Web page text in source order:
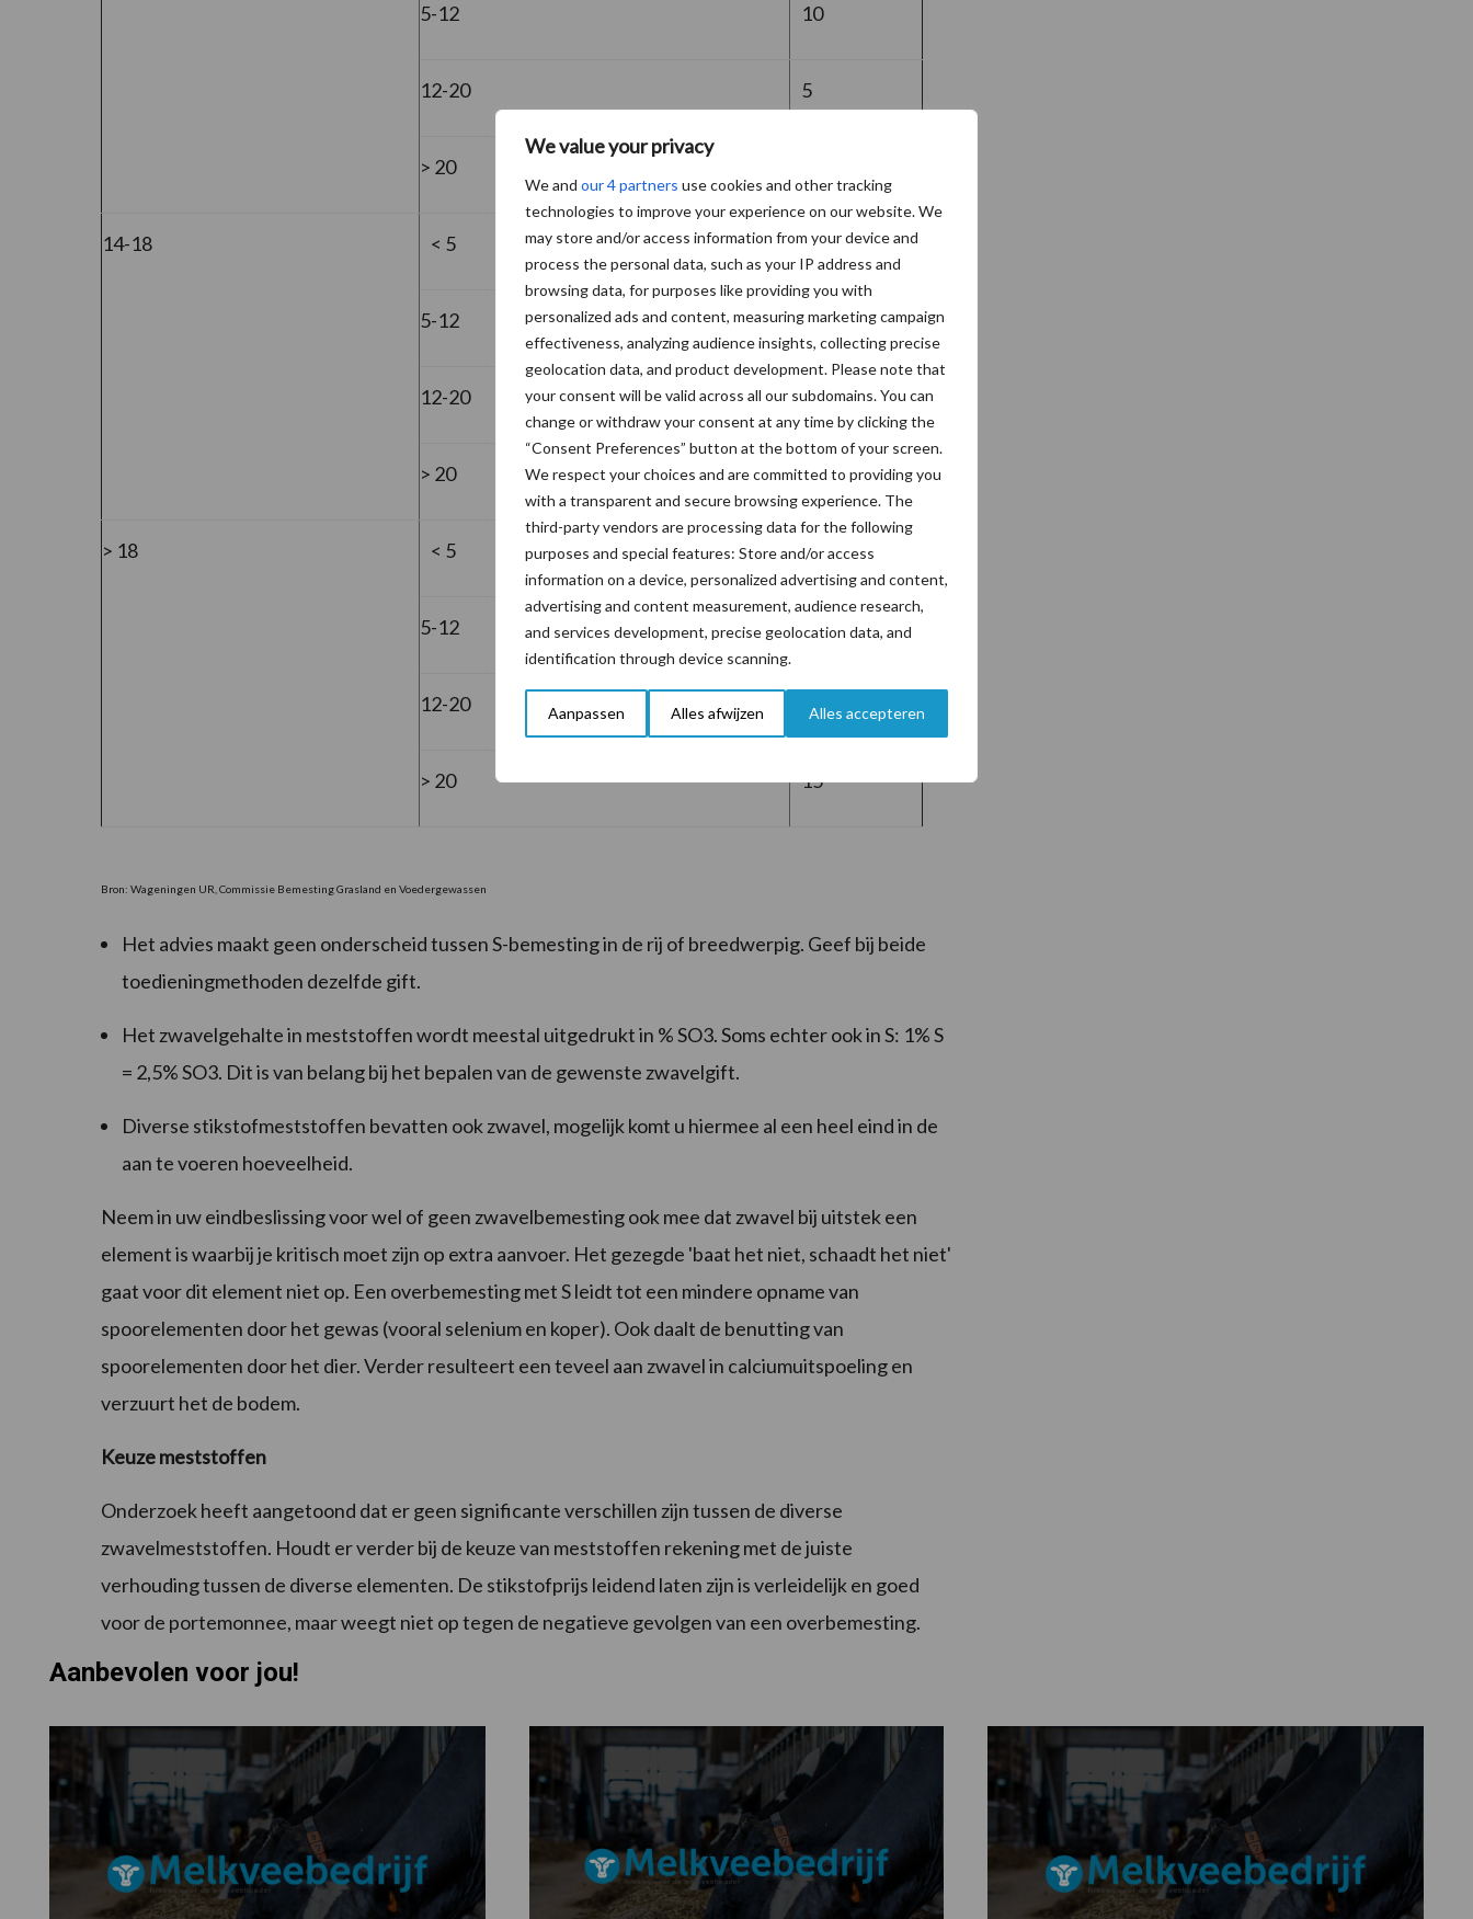
We value your privacy
We and our 4 partners use cookies and other tracking
technologies to improve your experience on our website. We
may store and/or access information from your device and
process the personal data, such as your IP address and
browsing data, for purposes like providing you with
personalized ads and content, measuring marketing campaign
effectiveness, analyzing audience insights, collecting precise
geolocation data, and product development. Please note that
your consent will be valid across all our subdomains. You can
change or withdraw your consent at any time by clicking the
“Consent Preferences” button at the bottom of your screen.
We respect your choices and are committed to providing you
with a transparent and secure browsing experience. The
third-party vendors are processing data for the following
purposes and special features: Store and/or access
information on a device, personalized advertising and content,
advertising and content measurement, audience research,
and services development, precise geolocation data, and
identification through device scanning.
Aanpassen Alles afwijzen Alles accepteren
5-12 10
12-20 5
> 20
14-18 < 5 20
5-12 20
12-20 15
> 20 10
> 18 < 5 30
5-12 25
12-20 20
> 20 15
Bron: Wageningen UR, Commissie Bemesting Grasland en Voedergewassen
Het advies maakt geen onderscheid tussen S-bemesting in de rij of breedwerpig. Geef bij beide
toedieningmethoden dezelfde gift.
Het zwavelgehalte in meststoffen wordt meestal uitgedrukt in % SO3. Soms echter ook in S: 1% S
= 2,5% SO3. Dit is van belang bij het bepalen van de gewenste zwavelgift.
Diverse stikstofmeststoffen bevatten ook zwavel, mogelijk komt u hiermee al een heel eind in de
aan te voeren hoeveelheid.
Neem in uw eindbeslissing voor wel of geen zwavelbemesting ook mee dat zwavel bij uitstek een
element is waarbij je kritisch moet zijn op extra aanvoer. Het gezegde 'baat het niet, schaadt het niet'
gaat voor dit element niet op. Een overbemesting met S leidt tot een mindere opname van
spoorelementen door het gewas (vooral selenium en koper). Ook daalt de benutting van
spoorelementen door het dier. Verder resulteert een teveel aan zwavel in calciumuitspoeling en
verzuurt het de bodem.
Keuze meststoffen
Onderzoek heeft aangetoond dat er geen significante verschillen zijn tussen de diverse
zwavelmeststoffen. Houdt er verder bij de keuze van meststoffen rekening met de juiste
verhouding tussen de diverse elementen. De stikstofprijs leidend laten zijn is verleidelijk en goed
voor de portemonnee, maar weegt niet op tegen de negatieve gevolgen van een overbemesting.
Aanbevolen voor jou!